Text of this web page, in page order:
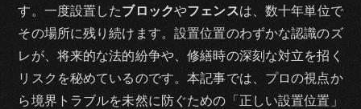
す。一度設置したブロックやフェンスは、数十年単位で
その場所に残り続けます。設置位置のわずかな認識のズ
レが、将来的な法的紛争や、修繕時の深刻な対立を招く
リスクを秘めているのです。本記事では、プロの視点か
ら境界トラブルを未然に防ぐための「正しい設置位置」